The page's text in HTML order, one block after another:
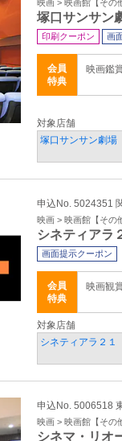
映画 > 映画館【その
塚口サンサン
印刷クーポン 画
会員
特典
映画鑑
対象店舗
塚口サンサン劇場
申込No. 5024351
映画 > 映画館【その
シネティアラ
画面提示クーポン
会員
特典
映画観
対象店舗
シネティアラ２１
申込No. 5006518
映画 > 映画館【その
シネマ・リオ